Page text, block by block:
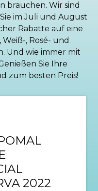
brauchen. Wir sind
im Juli und August
Rabatte auf eine
, Rosé- und
Und wie immer mit
Sie Ihre
zum besten Preis!
2022